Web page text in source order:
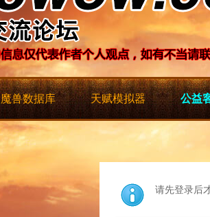
魔兽数据库 天赋模拟器 公益
请先登录后